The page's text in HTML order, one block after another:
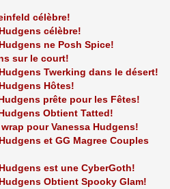
célèbre!
célèbre!
ne Posh Spice!
sur le court!
Twerking dans le désert!
Hôtes!
prête pour les Fêtes!
Obtient Tatted!
pour Vanessa Hudgens!
et GG Magree Couples
est une CyberGoth!
Obtient Spooky Glam!